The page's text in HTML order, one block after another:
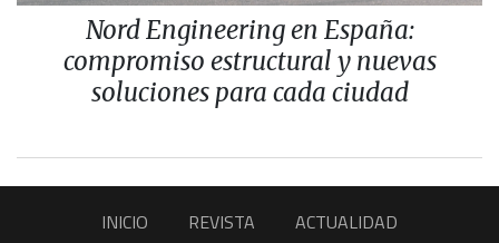
Nord Engineering en España:
compromiso estructural y nuevas
soluciones para cada ciudad
INICIO REVISTA
ACTUALIDAD